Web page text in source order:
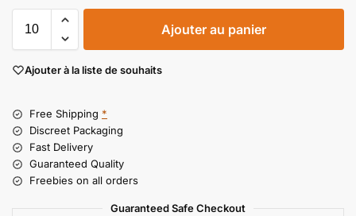
Ajouter au panier
Ajouter à la liste de souhaits
Free Shipping *
Discreet Packaging
Fast Delivery
Guaranteed Quality
Freebies on all orders
Guaranteed Safe Checkout